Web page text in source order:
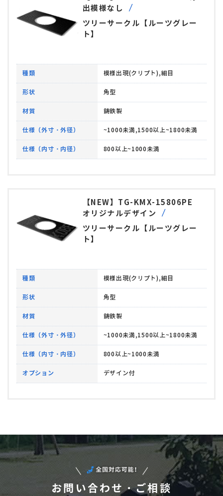
出模様なし
ツリーサークル【ルーツグレー
ト】
種類 模様出現(クリプト),細目
形状 角型
材質 鋳鉄製
仕様（外寸・外径） ~1000未満,1500以上~1800未満
仕様（内寸・内径） 800以上~1000未満
【NEW】TG-KMX-15806PE
オリジナルデザイン
ツリーサークル【ルーツグレー
ト】
種類 模様出現(クリプト),細目
形状 角型
材質 鋳鉄製
仕様（外寸・外径） ~1000未満,1500以上~1800未満
仕様（内寸・内径） 800以上~1000未満
オプション デザイン付
お問い合わせ・ご相談